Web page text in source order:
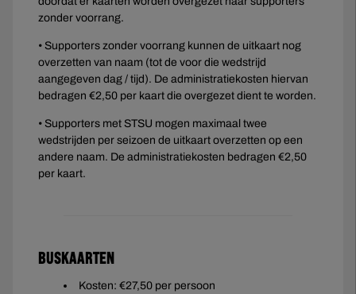
zonder voorrang.
• Supporters zonder voorrang kunnen de uitkaart nog
overzetten van naam (tot de voor die wedstrijd
aangegeven dag / tijd). De administratiekosten hiervan
bedragen €2,50 per kaart die overgezet dient te worden.
• Supporters met STSU mogen maximaal twee
wedstrijden per seizoen de uitkaart overzetten op een
andere naam. De administratiekosten bedragen €2,50
per kaart.
Buskaarten
Kosten: €27,50 per persoon